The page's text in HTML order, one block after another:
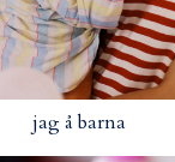
jag å barna